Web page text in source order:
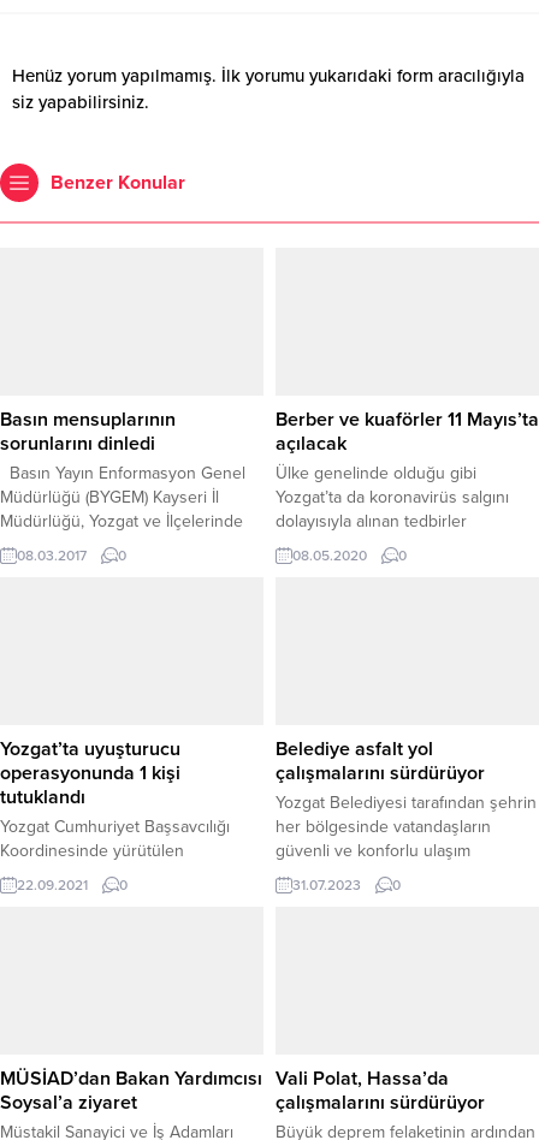
Henüz yorum yapılmamış. İlk yorumu yukarıdaki form aracılığıyla
siz yapabilirsiniz.
Benzer Konular
Basın mensuplarının
sorunlarını dinledi
Basın Yayın Enformasyon Genel
Müdürlüğü (BYGEM) Kayseri İl
Müdürlüğü, Yozgat ve İlçelerinde
görev yapan basın mensupları ile
bir araya geldi. Toplantı’da basın
Mehmet Uğurlu, İl...
08.03.2017 0
Berber ve kuaförler 11 Mayıs’ta
açılacak
Ülke genelinde olduğu gibi
Yozgat’ta da koronavirüs salgını
dolayısıyla alınan tedbirler
kapsamında yaklaşık iki ay önce
kapatılan berber ve kuaförler 11
08.05.2020 0
Yozgat’ta uyuşturucu
operasyonunda 1 kişi
tutuklandı
Yozgat Cumhuriyet Başsavcılığı
Koordinesinde yürütülen
soruşturma kapsamında İl Emniyet
Müdürlüğü Narkotik Şubesi ekipleri
otomobili uygulama noktasında
durdurdu. Otomobil ve şüphelinin
üzerinde yapılan aramada bir miktar
22.09.2021 0
Belediye asfalt yol
çalışmalarını sürdürüyor
Yozgat Belediyesi tarafından şehrin
her bölgesinde vatandaşların
güvenli ve konforlu ulaşım
sağlayabilmeleri için asfalt yol
çalışmaları aralıksız devam ediyor.
31.07.2023 0
MÜSİAD’dan Bakan Yardımcısı
Soysal’a ziyaret
Müstakil Sanayici ve İş Adamları
Vali Polat, Hassa’da
çalışmalarını sürdürüyor
Büyük deprem felaketinin ardından